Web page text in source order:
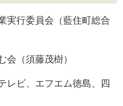
実行委員会（藍住町総合
（須藤茂樹）
レビ、エフエム徳島、四